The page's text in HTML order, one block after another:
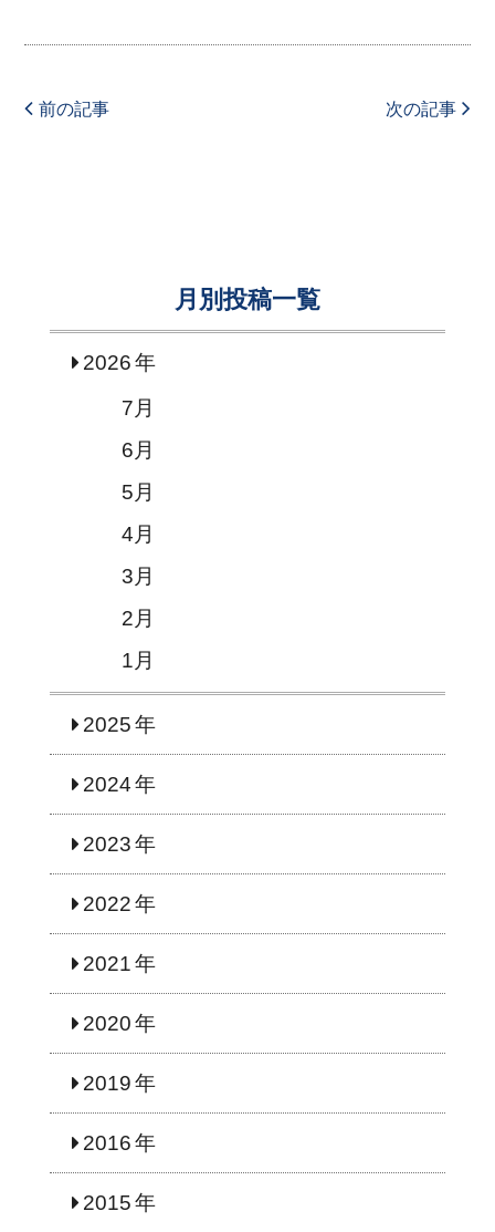
前の記事 次の記事
月別投稿一覧
2026
7月
6月
5月
4月
3月
2月
1月
2025
2024
2023
2022
2021
2020
2019
2016
2015